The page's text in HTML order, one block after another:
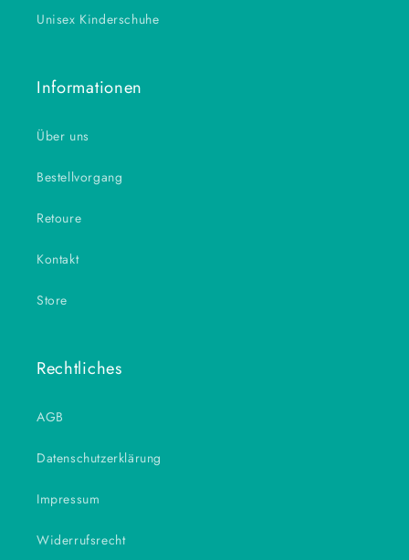
Unisex Kinderschuhe
Informationen
Über uns
Bestellvorgang
Retoure
Kontakt
Store
Rechtliches
AGB
Datenschutzerklärung
Impressum
Widerrufsrecht